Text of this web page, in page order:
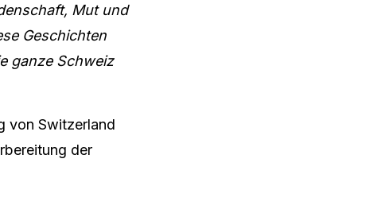
Mut und
Geschichten
ganze Schweiz
von Switzerland
der